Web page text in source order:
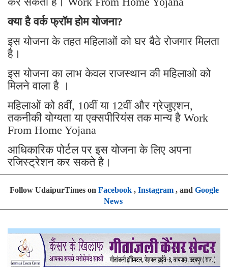
क्या है वर्क फ्रॉम होम योजना?
इस योजना के तहत महिलाओं को घर बैठे रोजगार मिलता
है।
इस योजना का लाभ केवल राजस्थान की महिलाओ को
मिलने वाला है ।
महिलाओं को 8वीं, 10वीं या 12वीं और ग्रेजुएशन,
तकनीकी योग्यता या एक्सपीरियंस तक मान्य है Work
From Home Yojana
आधिकारिक पोर्टल पर इस योजना के लिए अपना
रजिस्ट्रेशन कर सकते है।
Follow UdaipurTimes on Facebook, Instagram, and Google
News